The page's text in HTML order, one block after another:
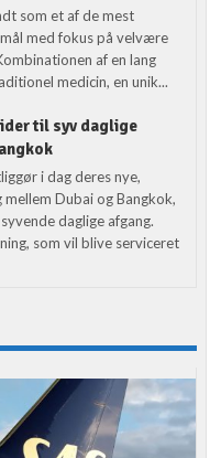
som et af de mest
med fokus på velvære
af en lang
medicin, en unik...
til syv daglige
i dag deres nye,
mellem Dubai og Bangkok,
daglige afgang.
som vil blive serviceret